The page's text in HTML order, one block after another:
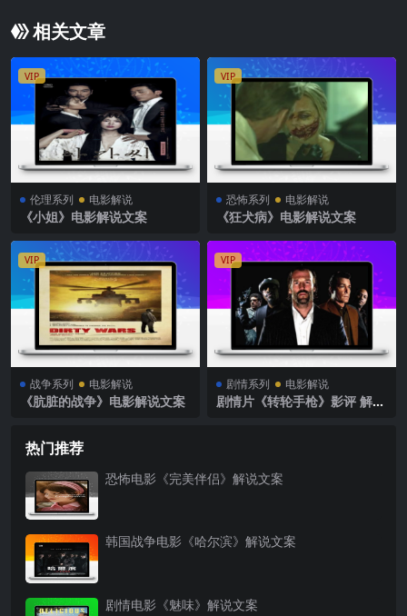
相关文章
VIP
伦理系列 电影解说
《小姐》电影解说文案
VIP
恐怖系列 电影解说
《狂犬病》电影解说文案
VIP
战争系列 电影解说
《肮脏的战争》电影解说文案
VIP
剧情系列 电影解说
剧情片《转轮手枪》影评 解说
热门推荐
恐怖电影《完美伴侣》解说文案
韩国战争电影《哈尔滨》解说文案
剧情电影《魅味》解说文案